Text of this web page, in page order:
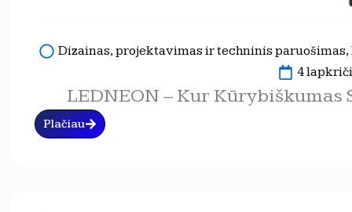
Dizainas, projektavimas ir techninis paruošimas,
4
LEDNEON – Kur
Plačiau